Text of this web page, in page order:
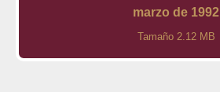
marzo de 1992
Tamaño 2.12 MB